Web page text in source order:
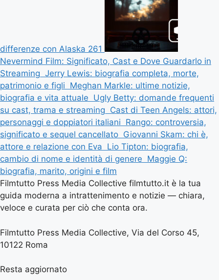
differenze con Alaska 261
Nevermind Film: Significato, Cast e Dove Guardarlo in
Streaming Jerry Lewis: biografia completa, morte,
patrimonio e figli Meghan Markle: ultime notizie,
biografia e vita attuale Ugly Betty: domande frequenti
su cast, trama e streaming Cast di Teen Angels: attori,
personaggi e doppiatori italiani Rango: controversia,
significato e sequel cancellato Giovanni Skam: chi è,
attore e relazione con Eva Lio Tipton: biografia,
cambio di nome e identità di genere Maggie Q:
biografia, marito, origini e film
Filmtutto Press Media Collective filmtutto.it è la tua
guida moderna a intrattenimento e notizie — chiara,
veloce e curata per ciò che conta ora.
Filmtutto Press Media Collective, Via del Corso 45,
10122 Roma
Resta aggiornato